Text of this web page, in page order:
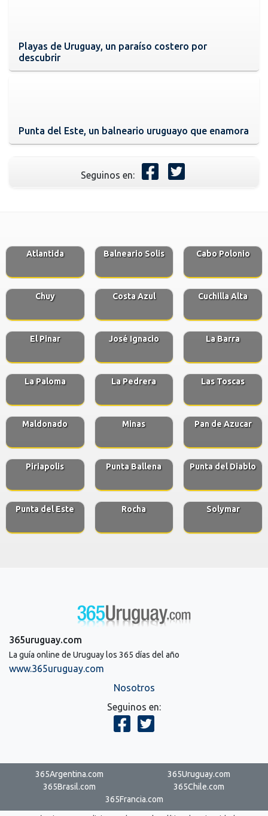
Playas de Uruguay, un paraíso costero por
descubrir
Punta del Este, un balneario uruguayo que enamora
Seguinos en:
Atlantida Balneario Solis Cabo Polonio
Chuy Costa Azul Cuchilla Alta
El Pinar José Ignacio La Barra
La Paloma La Pedrera Las Toscas
Maldonado Minas Pan de Azucar
Piriapolis Punta Ballena Punta del Diablo
Punta del Este Rocha Solymar
365uruguay.com
La guía online de Uruguay los 365 días del año
www.365uruguay.com
Nosotros
Seguinos en:
365Argentina.com
365Uruguay.com
365Brasil.com
365Chile.com
365Francia.com